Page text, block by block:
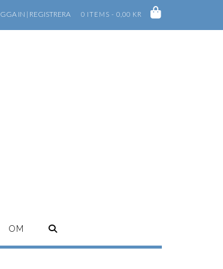
IN | REGISTRERA 0 ITEMS - 0,00 KR
OM